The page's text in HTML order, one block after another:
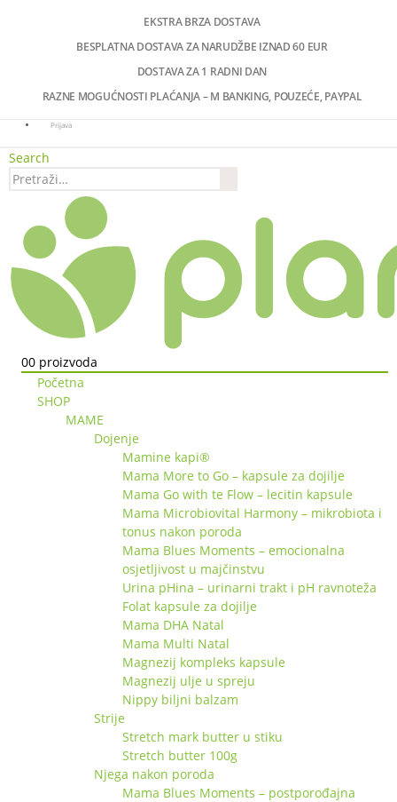
EKSTRA BRZA DOSTAVA
BESPLATNA DOSTAVA ZA NARUDŽBE IZNAD 60 EUR
DOSTAVA ZA 1 RADNI DAN
RAZNE MOGUĆNOSTI PLAĆANJA – M BANKING, POUZEĆE, PAYPAL
Prijava
Search
00 proizvoda
Početna
SHOP
MAME
Dojenje
Mamine kapi®
Mama More to Go – kapsule za dojilje
Mama Go with te Flow – lecitin kapsule
Mama Microbiovital Harmony – mikrobiota i
tonus nakon poroda
Mama Blues Moments – emocionalna
osjetljivost u majčinstvu
Urina pHina – urinarni trakt i pH ravnoteža
Folat kapsule za dojilje
Mama DHA Natal
Mama Multi Natal
Magnezij kompleks kapsule
Magnezij ulje u spreju
Nippy biljni balzam
Strije
Stretch mark butter u stiku
Stretch butter 100g
Njega nakon poroda
Mama Blues Moments – postporođajna